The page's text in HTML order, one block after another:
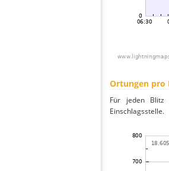
Ortungen pro
Für jeden Blitz
Einschlagsstelle.